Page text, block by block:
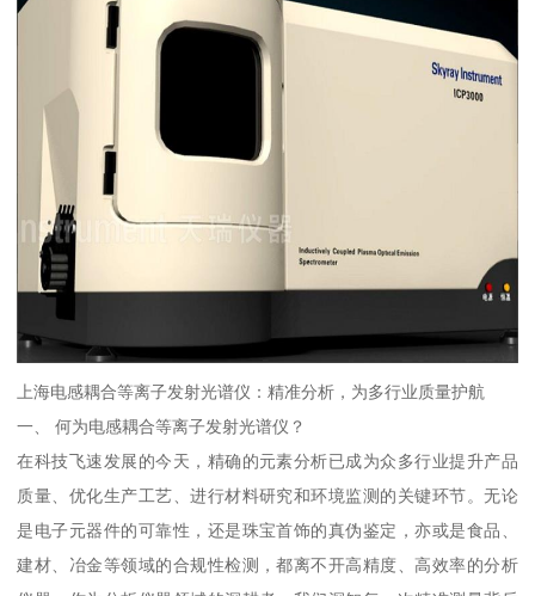
上海电感耦合等离子发射光谱仪：精准分析，为多行业质量护航
一、 何为电感耦合等离子发射光谱仪？
在科技飞速发展的今天，精确的元素分析已成为众多行业提升产品
质量、优化生产工艺、进行材料研究和环境监测的关键环节。无论
是电子元器件的可靠性，还是珠宝首饰的真伪鉴定，亦或是食品、
建材、冶金等领域的合规性检测，都离不开高精度、高效率的分析